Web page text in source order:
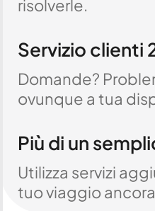
risolverle.
Servizio clienti
Domande?
ovunque a tua
Più di un
Utilizza servizi
tuo viaggio